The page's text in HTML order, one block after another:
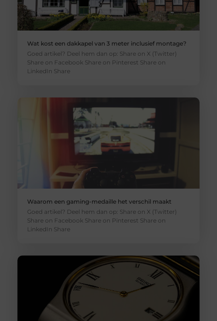
Wat kost een dakkapel van 3 meter inclusief montage?
Goed artikel? Deel hem dan op: Share on X (Twitter)
Share on Facebook Share on Pinterest Share on
LinkedIn Share
Waarom een gaming-medaille het verschil maakt
Goed artikel? Deel hem dan op: Share on X (Twitter)
Share on Facebook Share on Pinterest Share on
LinkedIn Share